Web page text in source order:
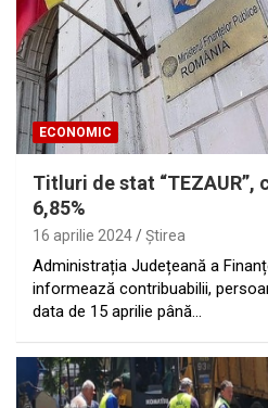
ECONOMIC
Titluri de stat “TEZAUR”,
6,85%
16 aprilie 2024 Ştirea
Administrația Județeană a
informează contribuabilii,
data de 15 aprilie până…